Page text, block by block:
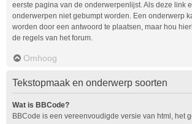
eerste pagina van de onderwerpenlijst. Als deze link
onderwerpen niet gebumpt worden. Een onderwerp
worden door een antwoord te plaatsen, maar hou
de regels van het forum.
Omhoog
Tekstopmaak en onderwerp soorten
Wat is BBCode?
BBCode is een vereenvoudigde versie van html, het